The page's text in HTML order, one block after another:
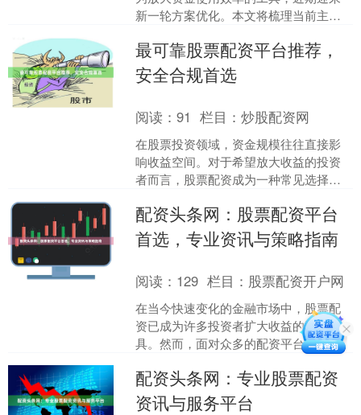
新一轮方案优化。本文将梳理当前主流
性选择适配方案。 ## ....
最可靠股票配资平台推荐，
安全合规首选
阅读：91 栏目：炒股配资网
在股票投资领域，资金规模往往直接影
响收益空间。对于希望放大收益的投资
者而言，股票配资成为一种常见选择。
找到最可靠、安全合规的平....
配资头条网：股票配资平台
首选，专业资讯与策略指南
阅读： 129 栏目： 股票配资开户网
在当今快速变化的金融市场中，股票配
资已成为许多投资者扩大收益的重要工
具。然而，面对众多的配资平台，如何
为投资者面临的首要问题。....
配资头条网：专业股票配资
资讯与服务平台